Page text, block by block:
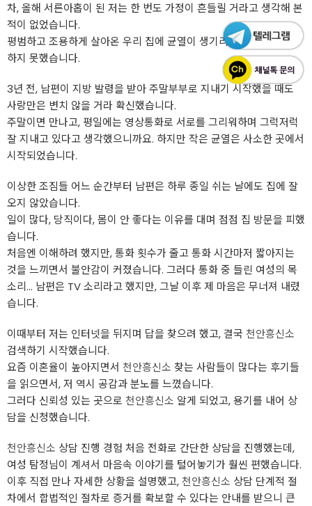
차, 올해 서른아홉이 된 저는 한 번도 가정이 흔들릴 거라고 생각해 본
적이 없었습니다.
평범하고 조용하게 살아온 우리 집에 균열이 생기리라고는 상상조차
하지 못했습니다.
3년 전, 남편이 지방 발령을 받아 주말부부로 지내기 시작했을 때도
사랑만은 변치 않을 거라 확신했습니다.
주말이면 만나고, 평일에는 영상통화로 서로를 그리워하며 그럭저럭
잘 지내고 있다고 생각했으니까요. 하지만 작은 균열은 사소한 곳에서
시작되었습니다.
이상한 조짐들 어느 순간부터 남편은 하루 종일 쉬는 날에도 집에 잘
오지 않았습니다.
일이 많다, 당직이다, 몸이 안 좋다는 이유를 대며 점점 집 방문을 피했
습니다.
처음엔 이해하려 했지만, 통화 횟수가 줄고 통화 시간마저 짧아지는
것을 느끼면서 불안감이 커졌습니다. 그러다 통화 중 들린 여성의 목
소리… 남편은 TV 소리라고 했지만, 그날 이후 제 마음은 무너져 내렸
습니다.
이때부터 저는 인터넷을 뒤지며 답을 찾으려 했고, 결국 천안흥신소
검색하기 시작했습니다.
요즘 이혼율이 높아지면서 천안흥신소 찾는 사람들이 많다는 후기들
을 읽으면서, 저 역시 공감과 분노를 느꼈습니다.
그러다 신뢰성 있는 곳으로 천안흥신소 알게 되었고, 용기를 내어 상
담을 신청했습니다.
천안흥신소 상담 진행 경험 처음 전화로 간단한 상담을 진행했는데,
여성 탐정님이 계셔서 마음속 이야기를 털어놓기가 훨씬 편했습니다.
이후 직접 만나 자세한 상황을 설명했고, 천안흥신소 상담 단계적 절
차에서 합법적인 절차로 증거를 확보할 수 있다는 안내를 받으니 큰